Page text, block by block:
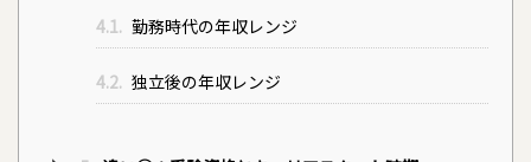
4.1. 勤務時代の年収レンジ
4.2. 独立後の年収レンジ